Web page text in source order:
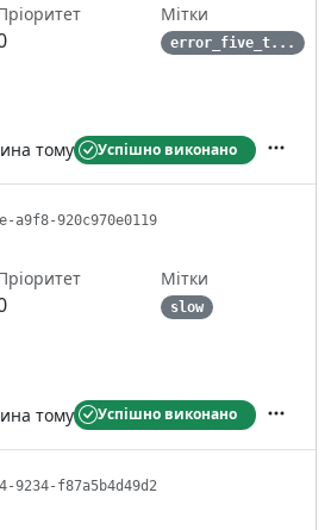
Мітки
error_five_t...
тому Успішно виконано
a9f8-920c970e0119
Мітки
slow
тому Успішно виконано Дії
9234-f87a5b4d49d2